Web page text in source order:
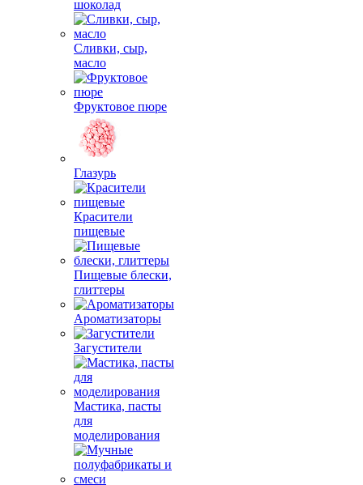
шоколад
Сливки, сыр,
масло
Фруктовое пюре
Глазурь
Красители
пищевые
Пищевые блески,
глиттеры
Ароматизаторы
Загустители
Мастика, пасты
для
моделирования